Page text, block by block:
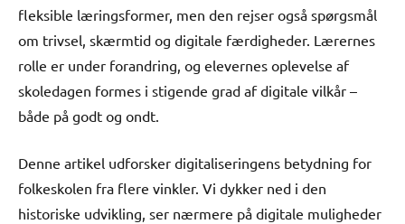
fleksible læringsformer, men den rejser også spørgsmål
om trivsel, skærmtid og digitale færdigheder. Lærernes
rolle er under forandring, og elevernes oplevelse af
skoledagen formes i stigende grad af digitale vilkår –
både på godt og ondt.
Denne artikel udforsker digitaliseringens betydning for
folkeskolen fra flere vinkler. Vi dykker ned i den
historiske udvikling, ser nærmere på digitale muligheder